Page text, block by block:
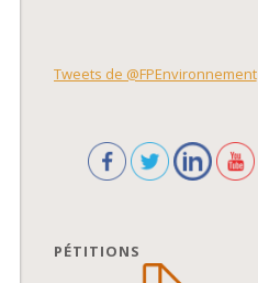
Tweets de @FPEnvironnement
PÉTITIONS